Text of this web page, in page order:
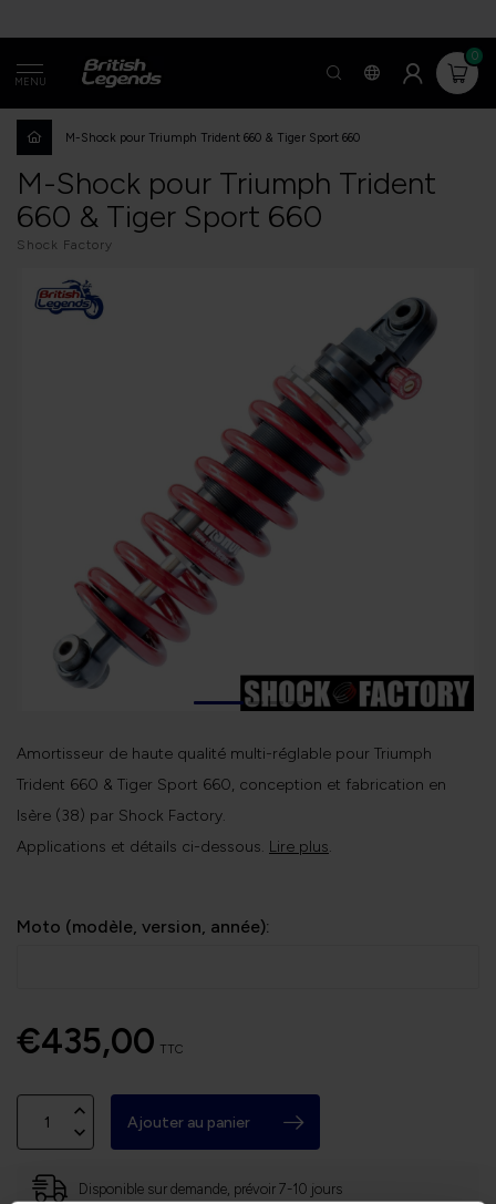
MENU
0
M-Shock pour Triumph Trident 660 & Tiger Sport 660
M-Shock pour Triumph Trident
660 & Tiger Sport 660
Shock Factory
Amortisseur de haute qualité multi-réglable pour Triumph
Trident 660 & Tiger Sport 660, conception et fabrication en
Isère (38) par Shock Factory.
Applications et détails ci-dessous. Lire plus.
Moto (modèle, version, année):
€435,00 TTC
Ajouter au panier
Disponible sur demande, prévoir 7-10 jours